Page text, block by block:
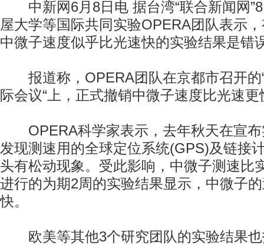
中新网6月8日电 据台湾“联合新闻网”8
屋大学等国际共同实验OPERA团队表示
中微子速度似乎比光速快的实验结果是错
报道称，OPERA团队在京都市召开的
际会议“上，正式撤销中微子速度比光速
OPERA科学家表示，去年秋天在宣布
发现测速用的全球定位系统(GPS)及链接
头有松动现象。受此影响，中微子测速比
进行的为期2周的实验结果显示，中微子
快。
欧美等其他3个研究团队的实验结果也